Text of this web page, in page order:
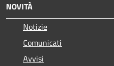
NOVITÀ
Notizie
Comunicati
Avvisi